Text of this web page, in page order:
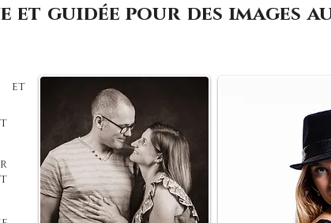
et guidée pour des images
et